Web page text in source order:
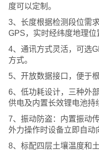
度可以定制。
3、长度根据检测段位需
GPS，实时经纬度地理位
4、通讯方式灵活，可选
方式。
5、开放数据接口，便于
6、低功耗设计，三种外
供电及内置长效锂电池持
7、振动防盗：内置振动
外力操作时设备立即自动
8、标配四层土壤温度和